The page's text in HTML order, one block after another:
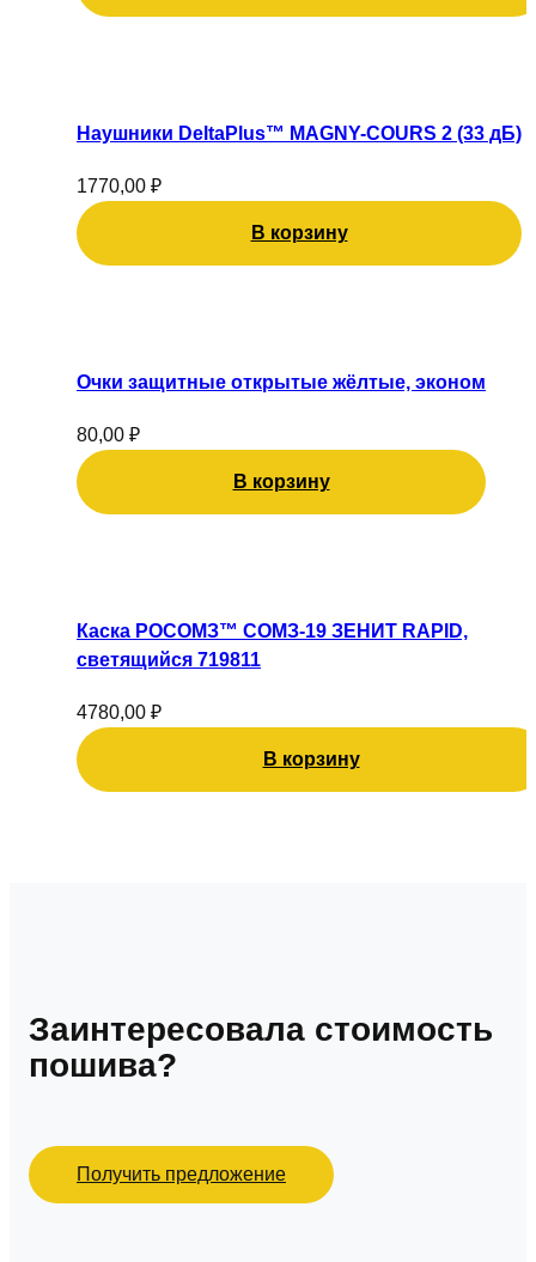
Наушники DeltaPlus™ MAGNY-COURS 2 (33 дБ)
1770,00 ₽
В корзину
Очки защитные открытые жёлтые, эконом
80,00 ₽
В корзину
Каска РОСОМЗ™ СОМЗ-19 ЗЕНИТ RAPID,
светящийся 719811
4780,00 ₽
В корзину
Заинтересовала стоимость
пошива?
Получить предложение